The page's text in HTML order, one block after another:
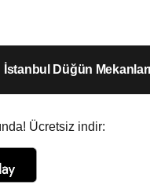
İstanbul Düğün
Ücretsiz indir: